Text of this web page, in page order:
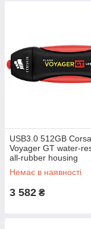
USB3.0 512GB
Voyager GT water-
all-rubber housing
R350/W270MB/s
(CMFVYGT3C-512GB)
Немає в наявності
3 582 ₴